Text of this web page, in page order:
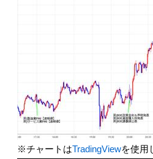
※チャートはTradingViewを使用